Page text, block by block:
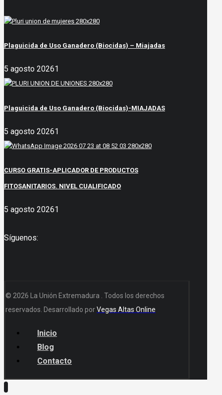
Plaguicida de Uso Ganadero (Biocidas) – Miajadas
5 agosto 20261
Plaguicida de Uso Ganadero (Biocidas)-MIAJADAS
5 agosto 20261
CURSO GRATIS-APLICADOR DE PRODUCTOS
FITOSANITARIOS. NIVEL CUALIFICADO
5 agosto 20261
Síguenos:
© 2026 La Unión Extremadura . Todos los derechos
reservados. Desarrollado porVegas Altas Online
Inicio
Blog
Contacto